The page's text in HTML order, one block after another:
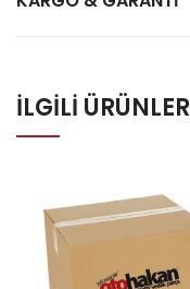
İLGILI ÜRÜNLER